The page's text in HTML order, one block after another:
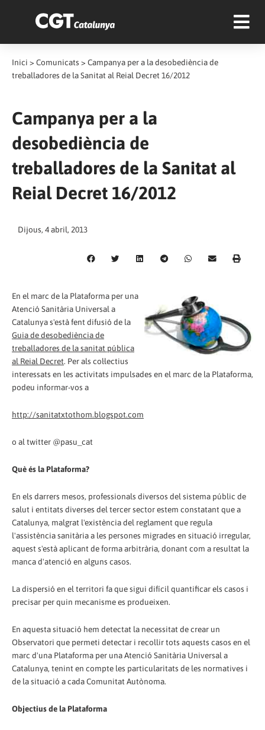
Inici > Comunicats > Campanya per a la desobediència de
treballadores de la Sanitat al Reial Decret 16/2012
Campanya per a la
desobediència de
treballadores de la Sanitat al
Reial Decret 16/2012
Dijous, 4 abril, 2013
En el marc de la Plataforma per una
Atenció Sanitària Universal a
Catalunya s'està fent difusió de la
Guia de desobediència de
treballadores de la sanitat pública
al Reial Decret. Per als col·lectius
interessats en les activitats impulsades en el marc de la Plataforma,
podeu informar-vos a
http://sanitatxtothom.blogspot.com
o al twitter @pasu_cat
Què és la Plataforma?
En els darrers mesos, professionals diversos del sistema públic de
salut i entitats diverses del tercer sector estem constatant que a
Catalunya, malgrat l'existència del reglament que regula
l'assistència sanitària a les persones migrades en situació irregular,
aquest s'està aplicant de forma arbitrària, donant com a resultat la
manca d'atenció en alguns casos.
La dispersió en el territori fa que sigui difícil quantificar els casos i
precisar per quin mecanisme es produeixen.
En aquesta situació hem detectat la necessitat de crear un
Observatori que permeti detectar i recollir tots aquests casos en el
marc d'una Plataforma per una Atenció Sanitària Universal a
Catalunya, tenint en compte les particularitats de les normatives i
de la situació a cada Comunitat Autònoma.
Objectius de la Plataforma